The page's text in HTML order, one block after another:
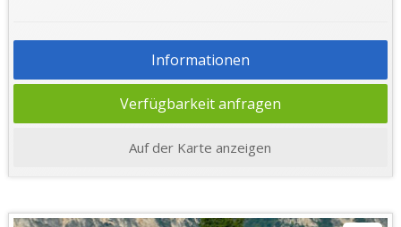
Informationen
Verfügbarkeit anfragen
Auf der Karte anzeigen